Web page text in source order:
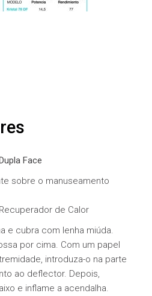
Face
sobre o manuseamento
de Calor
e cubra com lenha miúda.
por cima. Com um papel
introduza-o na parte
ao deflector. Depois,
e inflame a acendalha.